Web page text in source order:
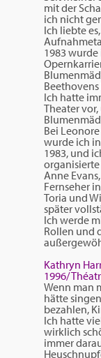
mit der
ich nicht
Ich liebte
1983
Ich hatte
Theater
Bei
wurde ich
1983, und
Anne
Fernseher
Toria und
später
Ich werde
Rollen und
Kathryn
1996/
Wenn man
hätte
bezahlen,
Ich hatte
wirklich
immer